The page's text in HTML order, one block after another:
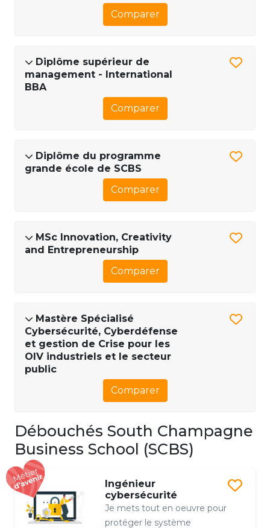
Comparer
Diplôme supérieur de
management - International
BBA
Comparer
Diplôme du programme
grande école de SCBS
Comparer
MSc Innovation, Creativity
and Entrepreneurship
Comparer
Mastère Spécialisé
Cybersécurité, Cyberdéfense
et gestion de Crise pour les
OIV industriels et le secteur
public
Comparer
Débouchés South Champagne
Business School (SCBS)
Ingénieur
cybersécurité
Je mets tout en oeuvre pour
protéger le système